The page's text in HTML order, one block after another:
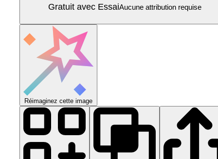
Gratuit avec EssaiAucune attribution requise
Réimaginez cette image